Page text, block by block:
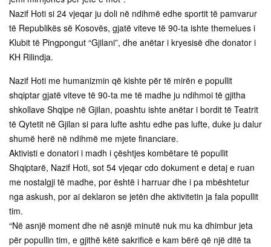
Nazif Hoti si 24 vjeqar ju doli në ndihmë edhe sportit të pamvarur
të Republikës së Kosovës, gjatë viteve të 90-ta ishte themelues i
Klubit të Pingpongut “Gjilani”, dhe anëtar i kryesisë dhe donator i
KH Rilindja.
Nazif Hoti me humanizmin që kishte për të mirën e popullit
shqiptar gjatë viteve të 90-ta me të madhe ju ndihmoi të gjitha
shkollave Shqipe në Gjilan, poashtu ishte anëtar i bordit të Teatrit
të Qytetit në Gjilan si para lufte ashtu edhe pas lufte, duke ju dalur
shumë herë në ndihmë me mjete financiare.
Aktivisti e donatori i madh i çështjes kombëtare të popullit
Shqiptarë, Nazif Hoti, sot 54 vjeqar cdo dokument e detaj e ruan
me nostalgji të madhe, por është i harruar dhe i pa mbështetur
nga askush, por ai deklaron se jetën dhe aktivitetin ja fala popullit
tim.
“Në asnjë moment dhe në asnjë minutë nuk mu ka dhimbur jeta
për popullin tim, e gjithë këtë sakrificë e kam bërë që një ditë ta